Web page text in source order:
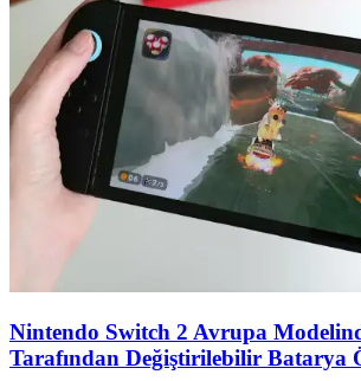
Nintendo Switch 2 Avrupa
Tarafından Değiştirilebilir Batarya